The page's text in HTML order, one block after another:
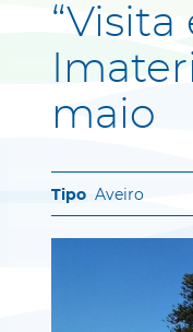
maio
Aveiro